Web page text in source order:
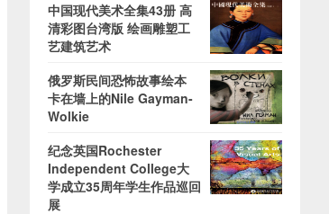
中国现代美术全集43册 高
清彩图台湾版 绘画雕塑工
艺建筑艺术
俄罗斯民间恐怖故事绘本
卡在墙上的Nile Gayman-
Wolkie
纪念英国Rochester
Independent College大
学成立35周年学生作品巡回
展